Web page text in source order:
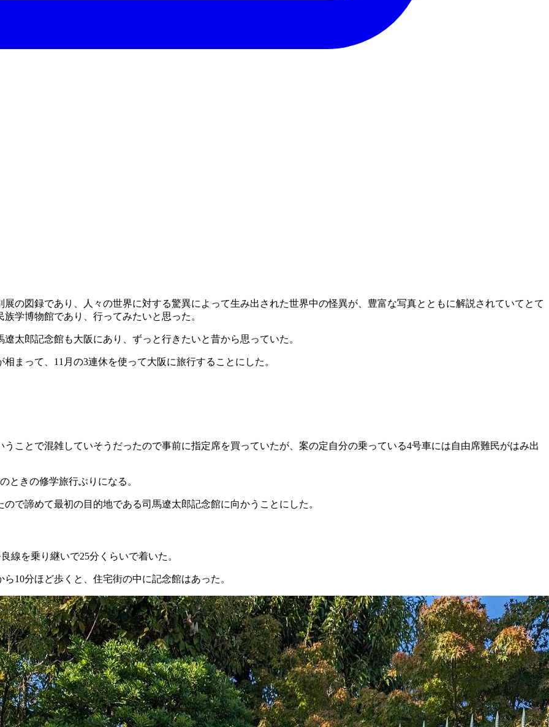
の図録であり、人々の世界に対する驚異によって生み出された世界中の怪異が、豊富な写真とともに解説されていてとて
学博物館であり、行ってみたいと思った。
太郎記念館も大阪にあり、ずっと行きたいと昔から思っていた。
まって、11月の3連休を使って大阪に旅行することにした。
ことで混雑していそうだったので事前に指定席を買っていたが、案の定自分の乗っている4号車には自由席難民がはみ出
ときの修学旅行ぶりになる。
で諦めて最初の目的地である司馬遼太郎記念館に向かうことにした。
線を乗り継いで25分くらいで着いた。
10分ほど歩くと、住宅街の中に記念館はあった。